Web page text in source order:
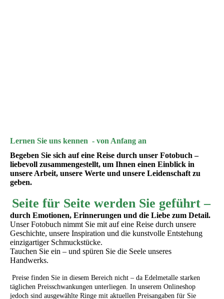
Lernen Sie uns kennen - von Anfang an
Begeben Sie sich auf eine Reise durch unser Fotobuch –
liebevoll zusammengestellt, um Ihnen einen Einblick in
unsere Arbeit, unsere Werte und unsere Leidenschaft zu
geben.
Seite für Seite werden Sie geführt –
durch Emotionen, Erinnerungen und die Liebe zum Detail.
Unser Fotobuch nimmt Sie mit auf eine Reise durch unsere
Geschichte, unsere Inspiration und die kunstvolle Entstehung
einzigartiger Schmuckstücke.
Tauchen Sie ein – und spüren Sie die Seele unseres
Handwerks.
Preise finden Sie in diesem Bereich nicht – da Edelmetalle starken
täglichen Preisschwankungen unterliegen. In unserem Onlineshop
jedoch sind ausgewählte Ringe mit aktuellen Preisangaben für Sie